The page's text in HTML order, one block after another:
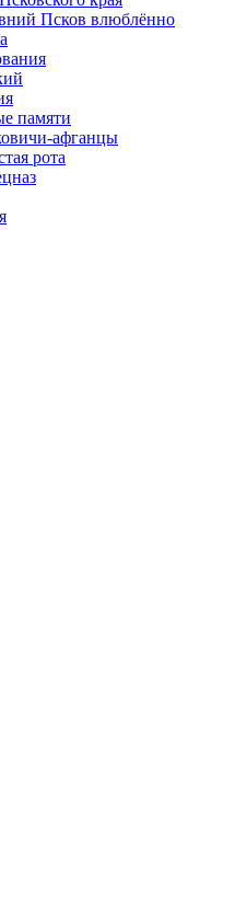
Псков влюблённо
памяти
афганцы
рота